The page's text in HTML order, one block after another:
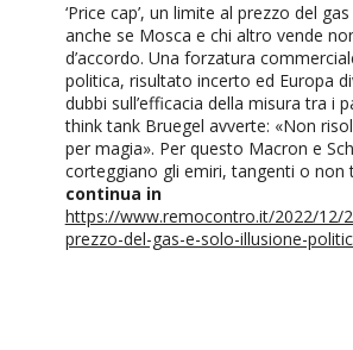
‘Price cap’, un limite al prezzo del
anche se Mosca e chi altro vende
d’accordo. Una forzatura
politica, risultato incerto ed Europa
dubbi sull’efficacia della misura tra i
think tank Bruegel avverte: «Non
per magia». Per questo Macron e
corteggiano gli emiri, tangenti o non
continua in
https://www.remocontro.it/2022/12/
prezzo-del-gas-e-solo-illusione-